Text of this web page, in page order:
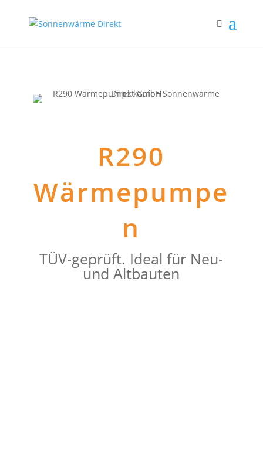
R290
Wärmepumpe
n
TÜV-geprüft. Ideal für Neu-
und Altbauten